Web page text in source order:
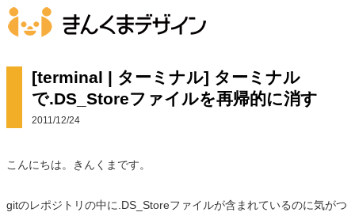
[terminal | ターミナル] ターミナル
で.DS_Storeファイルを再帰的に消す
2011/12/24
こんにちは。きんくまです。
gitのレポジトリの中に.DS_Storeファイルが含まれているのに気がつ